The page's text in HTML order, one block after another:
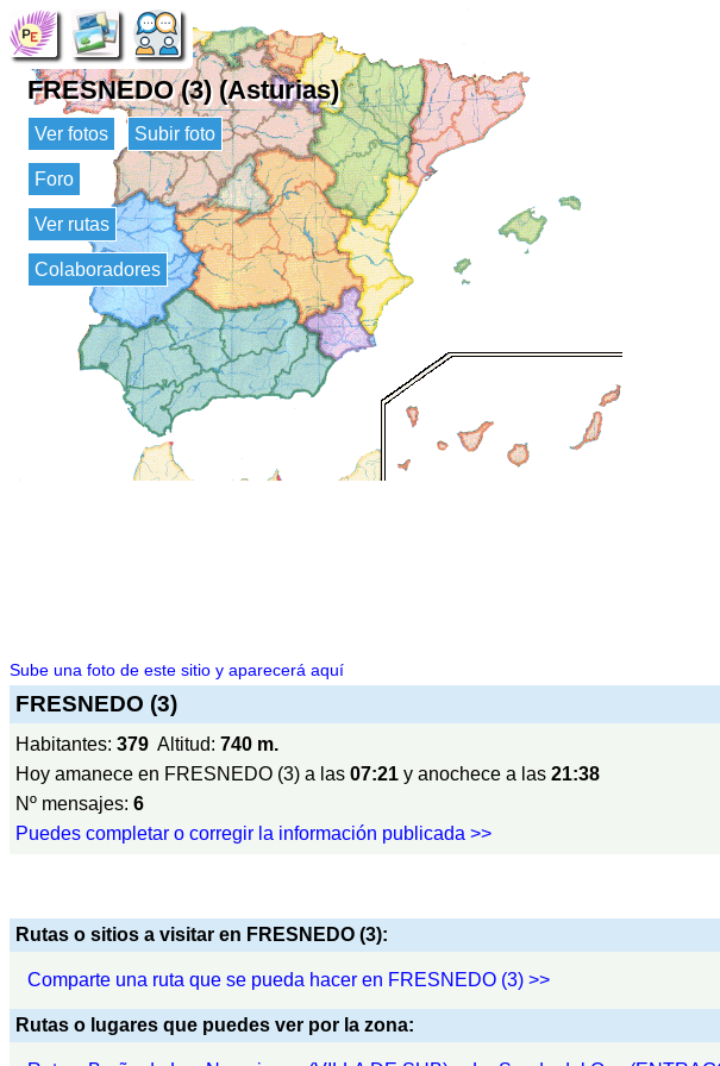
FRESNEDO (3) (Asturias)
Ver fotos Subir foto
Foro
Ver rutas
Colaboradores
Sube una foto de este sitio y aparecerá aquí
FRESNEDO (3)
Habitantes: 379 Altitud: 740 m.
Hoy amanece en FRESNEDO (3) a las 07:21 y anochece a las 21:38
Nº mensajes: 6
Puedes completar o corregir la información publicada >>
Rutas o sitios a visitar en FRESNEDO (3):
Comparte una ruta que se pueda hacer en FRESNEDO (3) >>
Rutas o lugares que puedes ver por la zona: